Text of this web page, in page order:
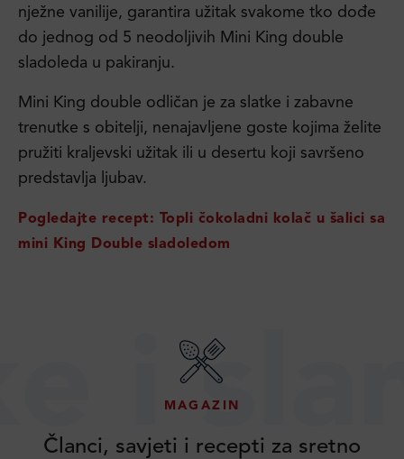
nježne vanilije, garantira užitak svakome tko dođe
do jednog od 5 neodoljivih Mini King double
sladoleda u pakiranju.
Mini King double odličan je za slatke i zabavne
trenutke s obitelji, nenajavljene goste kojima želite
pružiti kraljevski užitak ili u desertu koji savršeno
predstavlja ljubav.
Pogledajte recept: Topli čokoladni kolač u šalici sa
mini King Double sladoledom
MAGAZIN
Članci, savjeti i recepti za sretno